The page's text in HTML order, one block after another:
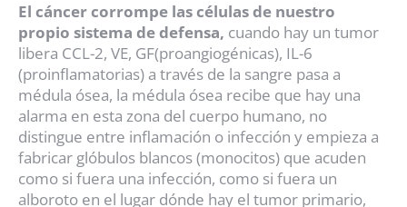
El cáncer corrompe las células de nuestro
propio sistema de defensa, cuando hay un tumor
libera CCL-2, VE, GF(proangiogénicas), IL-6
(proinflamatorias) a través de la sangre pasa a
médula ósea, la médula ósea recibe que hay una
alarma en esta zona del cuerpo humano, no
distingue entre inflamación o infección y empieza a
fabricar glóbulos blancos (monocitos) que acuden
como si fuera una infección, como si fuera un
alboroto en el lugar dónde hay el tumor primario,